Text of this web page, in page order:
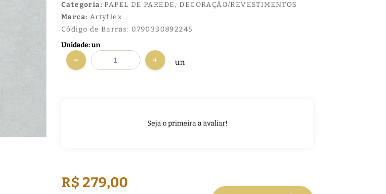
Categoria: PAPEL DE PAREDE
DECORAÇÃO/REVESTIMENTOS
Marca: Artyflex
Código de Barras: 0790330892245
Seja o primeira a avaliar!
Unidade: un
un
R$ 279,00